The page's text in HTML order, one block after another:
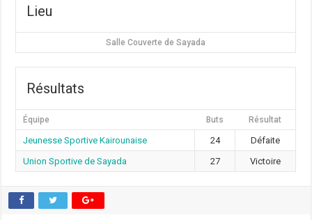
Lieu
Salle Couverte de Sayada
Résultats
Équipe Buts Résultat
Jeunesse Sportive Kairounaise 24
Défaite
Union Sportive de Sayada
27 Victoire